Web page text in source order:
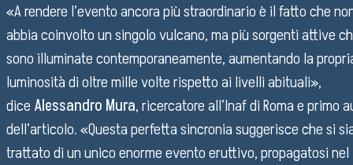
«A rendere l’evento ancora più straordinario è il fatto che
abbia coinvolto un singolo vulcano, ma più sorgenti attive
sono illuminate contemporaneamente, aumentando la
luminosità di oltre mille volte rispetto ai livelli abituali»,
dice Alessandro Mura, ricercatore all’Inaf di Roma e primo
dell’articolo. «Questa perfetta sincronia suggerisce che si
trattato di un unico enorme evento eruttivo, propagatosi nel
invitations to tender
Purchases and contracts
Progetti di investimento pubblico
Automatizzazione delle procedure
Consulenti e collaboratori
Language: